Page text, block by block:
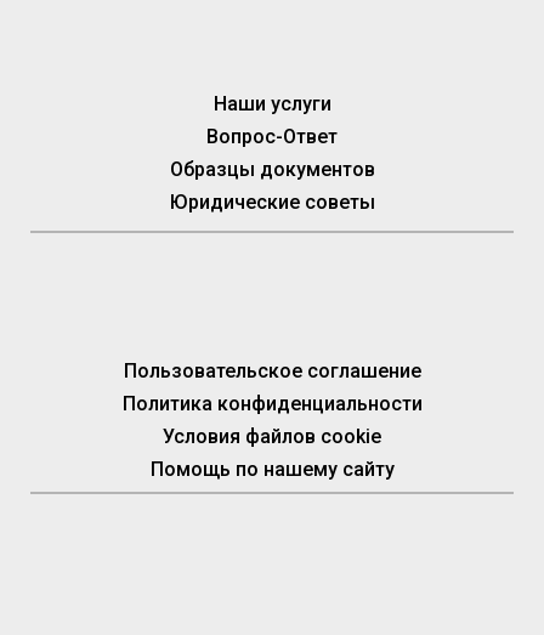
Наши услуги
Вопрос-Ответ
Образцы документов
Юридические советы
Пользовательское соглашение
Политика конфиденциальности
Условия файлов cookie
Помощь по нашему сайту